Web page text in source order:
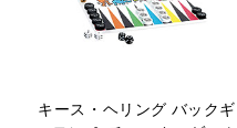
キース・ヘリング バックギ